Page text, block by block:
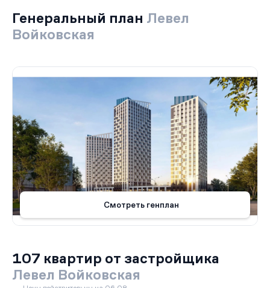
Генеральный план Левел
Войковская
Смотреть генплан
107 квартир от застройщика
Левел Войковская